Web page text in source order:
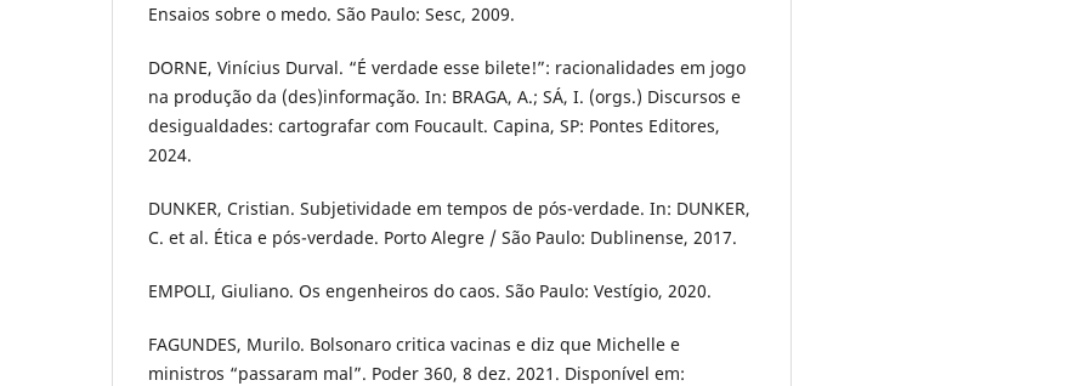
Ensaios sobre o medo. São Paulo: Sesc, 2009.
DORNE, Vinícius Durval. “É verdade esse bilete!”: racionalidades em jogo
na produção da (des)informação. In: BRAGA, A.; SÁ, I. (orgs.) Discursos e
desigualdades: cartografar com Foucault. Capina, SP: Pontes Editores,
2024.
DUNKER, Cristian. Subjetividade em tempos de pós-verdade. In: DUNKER,
C. et al. Ética e pós-verdade. Porto Alegre / São Paulo: Dublinense, 2017.
EMPOLI, Giuliano. Os engenheiros do caos. São Paulo: Vestígio, 2020.
FAGUNDES, Murilo. Bolsonaro critica vacinas e diz que Michelle e
ministros “passaram mal”. Poder 360, 8 dez. 2021. Disponível em: